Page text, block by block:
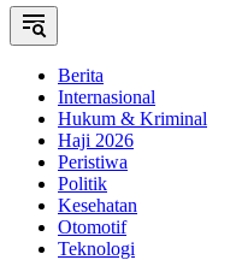
Berita
Internasional
Hukum & Kriminal
Haji 2026
Peristiwa
Politik
Kesehatan
Otomotif
Teknologi